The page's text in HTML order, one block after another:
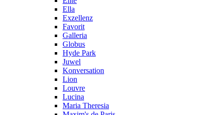
Ella
Exzellenz
Favorit
Galleria
Globus
Hyde Park
Juwel
Konversation
Lion
Louvre
Lucina
Maria Theresia